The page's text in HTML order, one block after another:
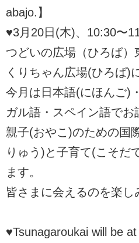
abajo.】
♥3月20日(木)、10:30〜
つどいの広場（ひろば）
くりちゃん広場(ひろば)
今月は日本語(にほんご)
ガル語・スペイン語でお
親子(おやこ)のための国
りゅう)と子育て(こそだ
ます。
皆さまに会えるのを楽し
♥Tsunagaroukai will be